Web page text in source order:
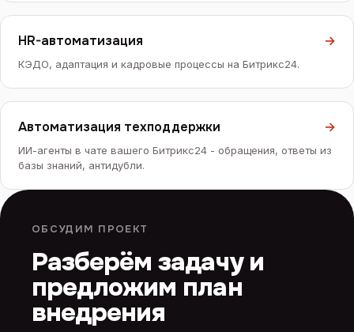
HR-автоматизация →
КЭДО, адаптация и кадровые процессы на Битрикс24.
Автоматизация техподдержки →
ИИ-агенты в чате вашего Битрикс24 - обращения, ответы из
базы знаний, антидубли.
ОБСУДИМ ПРОЕКТ
Разберём задачу и
предложим план
внедрения